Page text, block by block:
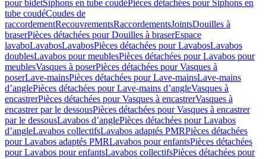
pour bidetSiphons en tube coudéPièces détachées pour Siphons en
tube coudéCoudes de
raccordementRecouvrementsRaccordementsJointsDouilles à
braserPièces détachées pour Douilles à braserEspace
lavaboLavabosLavabosPièces détachées pour LavabosLavabos
doublesLavabos pour meublesPièces détachées pour Lavabos pour
meublesVasques à poserPièces détachées pour Vasques à
poserLave-mainsPièces détachées pour Lave-mainsLave-mains
d’anglePièces détachées pour Lave-mains d’angleVasques à
encastrerPièces détachées pour Vasques à encastrerVasques à
encastrer par le dessousPièces détachées pour Vasques à encastrer
par le dessousLavabos d’anglePièces détachées pour Lavabos
d’angleLavabos collectifsLavabos adaptés PMRPièces détachées
pour Lavabos adaptés PMRLavabos pour enfantsPièces détachées
pour Lavabos pour enfantsLavabos collectifsPièces détachées pour